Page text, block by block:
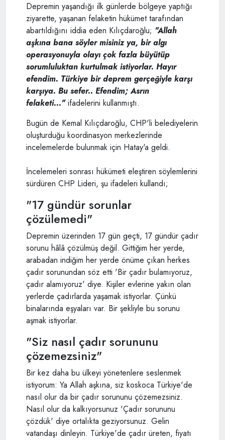
Depremin yaşandığı ilk günlerde bölgeye yaptığı
ziyarette, yaşanan felaketin hükümet tarafından
abartıldığını iddia eden Kılıçdaroğlu; "Allah
aşkına bana söyler misiniz ya, bir algı
operasyonuyla olayı çok fazla büyütüp
sorumluluktan kurtulmak istiyorlar. Hayır
efendim. Türkiye bir deprem gerçeğiyle karşı
karşıya. Bu sefer.. Efendim; Asrın
felaketi..."ifadelerini kullanmıştı.
Bugün de Kemal Kılıçdaroğlu, CHP'li belediyelerin
oluşturduğu koordinasyon merkezlerinde
incelemelerde bulunmak için Hatay'a geldi.
İncelemeleri sonrası hükümeti eleştiren söylemlerini
sürdüren CHP Lideri, şu ifadeleri kullandı;
"17 gündür sorunlar
çözülemedi"
Depremin üzerinden 17 gün geçti, 17 gündür çadır
sorunu hâlâ çözülmüş değil. Gittiğim her yerde,
arabadan indiğim her yerde önüme çıkan herkes
çadır sorunundan söz etti 'Bir çadır bulamıyoruz,
çadır alamıyoruz' diye. Kişiler evlerine yakın olan
yerlerde çadırlarda yaşamak istiyorlar. Çünkü
binalarında eşyaları var. Bir şekliyle bu sorunu
aşmak istiyorlar.
"Siz nasıl çadır sorununu
çözemezsiniz"
Bir kez daha bu ülkeyi yönetenlere seslenmek
istiyorum: Ya Allah aşkına, siz koskoca Türkiye'de
nasıl olur da bir çadır sorununu çözemezsiniz.
Nasıl olur da kalkıyorsunuz 'Çadır sorununu
çözdük' diye ortalıkta geziyorsunuz. Gelin
vatandaşı dinleyin. Türkiye'de çadır üreten, fiyatı